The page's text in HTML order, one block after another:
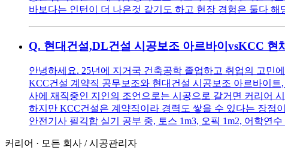
바보다는 인턴이 더 나은것 같기도 하고 현장 경험은 둘다
Q. 현대건설,DL건설 시공보조 아르바이vsKCC 현
안녕하세요. 25년에 지거국 건축공학 졸업하고 취업의 고민
KCC건설 계약직 공무보조와 현대건설 시공보조 아르바이
사에 재직중인 지인의 조언으로는 시공으로 갈거면 커리어
하지만 KCC건설은 계약직이라 경력도 쌓을 수 있다는 장점
안전기사 필긱합 실기 공부 중, 토스 1m3, 오픽 1m2, 어학연
커리어 · 모든 회사 /시공관리자